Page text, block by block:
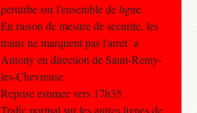
perturbe sur l'ensemble de ligne.
En raison de mesure de securite, les
trains ne marquent pas l'arret `a
Antony en direction de Saint-Remy-
les-Chevreuse.
Reprise estimee vers 17h35.
Trafic normal sur les autres lignes de